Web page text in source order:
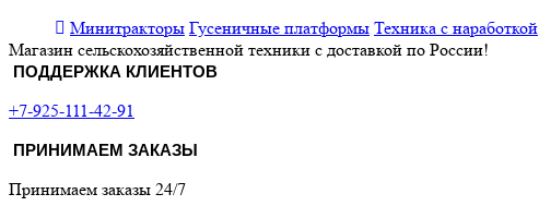
Минитракторы Гусеничные платформы Техника с наработкой
Магазин сельскохозяйственной техники с доставкой по России!
ПОДДЕРЖКА КЛИЕНТОВ
+7-925-111-42-91
ПРИНИМАЕМ ЗАКАЗЫ
Принимаем заказы 24/7